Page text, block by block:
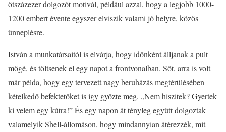
ötszázezer dolgozót motivál, például azzal, hogy a legjobb 1000-
1200 embert évente egyszer elviszik valami jó helyre, közös
ünneplésre.
István a munkatársaitól is elvárja, hogy időnként álljanak a pult
mögé, és töltsenek el egy napot a frontvonalban. Sőt, arra is volt
már példa, hogy egy tervezett nagy beruházás megtérülésében
kételkedő befektetőket is így győzte meg. „Nem hiszitek? Gyertek
ki velem egy kútra!” És egy napon át tényleg együtt dolgoztak
valamelyik Shell-állomáson, hogy mindannyian átérezzék, mit